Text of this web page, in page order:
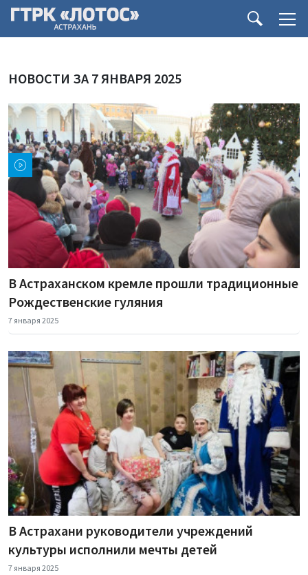
НОВОСТИ ЗА 7 ЯНВАРЯ 2025
В Астраханском кремле прошли традиционные
Рождественские гуляния
7 января 2025
В Астрахани руководители учреждений
культуры исполнили мечты детей
7 января 2025